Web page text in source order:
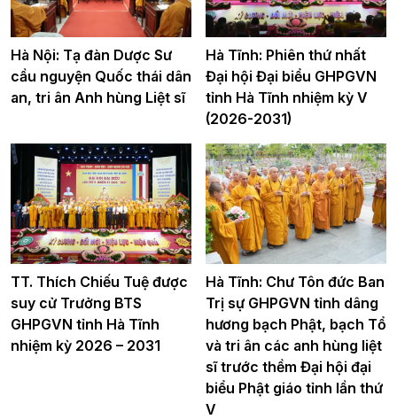
Hà Nội: Tạ đàn Dược Sư
cầu nguyện Quốc thái dân
an, tri ân Anh hùng Liệt sĩ
Hà Tĩnh: Phiên thứ nhất
Đại hội Đại biểu GHPGVN
tỉnh Hà Tĩnh nhiệm kỳ V
(2026-2031)
TT. Thích Chiếu Tuệ được
suy cử Trưởng BTS
GHPGVN tỉnh Hà Tĩnh
nhiệm kỳ 2026 – 2031
Hà Tĩnh: Chư Tôn đức Ban
Trị sự GHPGVN tỉnh dâng
hương bạch Phật, bạch Tổ
và tri ân các anh hùng liệt
sĩ trước thềm Đại hội đại
biểu Phật giáo tỉnh lần thứ
V